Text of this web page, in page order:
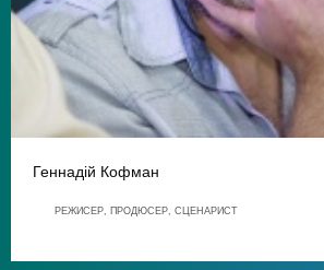
Геннадій Кофман
РЕЖИСЕР, ПРОДЮСЕР, СЦЕНАРИСТ